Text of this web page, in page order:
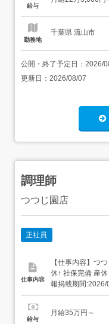
な作業> 電話・メ
給与
勤務地
千葉県 流山市
公開・終了予定日： 2026/
更新日： 2026/08/07
調理師
つつじ園店
正社員
仕事内容
【仕事内容】つつじ園店 調理師 正社員
休↑ 社保完備 産休・
報掲載期間:2026/08/06～
施設内調理(病院・老人
19分東武野田線
給与
月給35万円～